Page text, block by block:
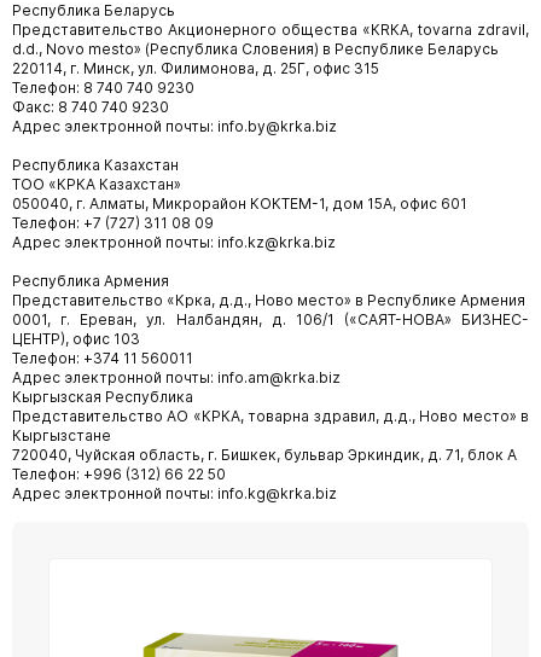
Республика Беларусь
Представительство Акционерного общества «КRКА, tovarna zdravil,
d.d., Novo mesto» (Республика Словения) в Республике Беларусь
220114, г. Минск, ул. Филимонова, д. 25Г, офис 315
Телефон: 8 740 740 9230
Факс: 8 740 740 9230
Адрес электронной почты: info.by@krka.biz
Республика Казахстан
ТОО «КРКА Казахстан»
050040, г. Алматы, Микрорайон КОКТЕМ-1, дом 15А, офис 601
Телефон: +7 (727) 311 08 09
Адрес электронной почты: info.kz@krka.biz
Республика Армения
Представительство «Крка, д.д., Ново место» в Республике Армения
0001, г. Ереван, ул. Налбандян, д. 106/1 («САЯТ-НОВА» БИЗНЕС-
ЦЕНТР), офис 103
Телефон: +374 11 560011
Адрес электронной почты: info.am@krka.biz
Кыргызская Республика
Представительство АО «КРКА, товарна здравил, д.д., Ново место» в
Кыргызстане
720040, Чуйская область, г. Бишкек, бульвар Эркиндик, д. 71, блок А
Телефон: +996 (312) 66 22 50
Адрес электронной почты: info.kg@krka.biz